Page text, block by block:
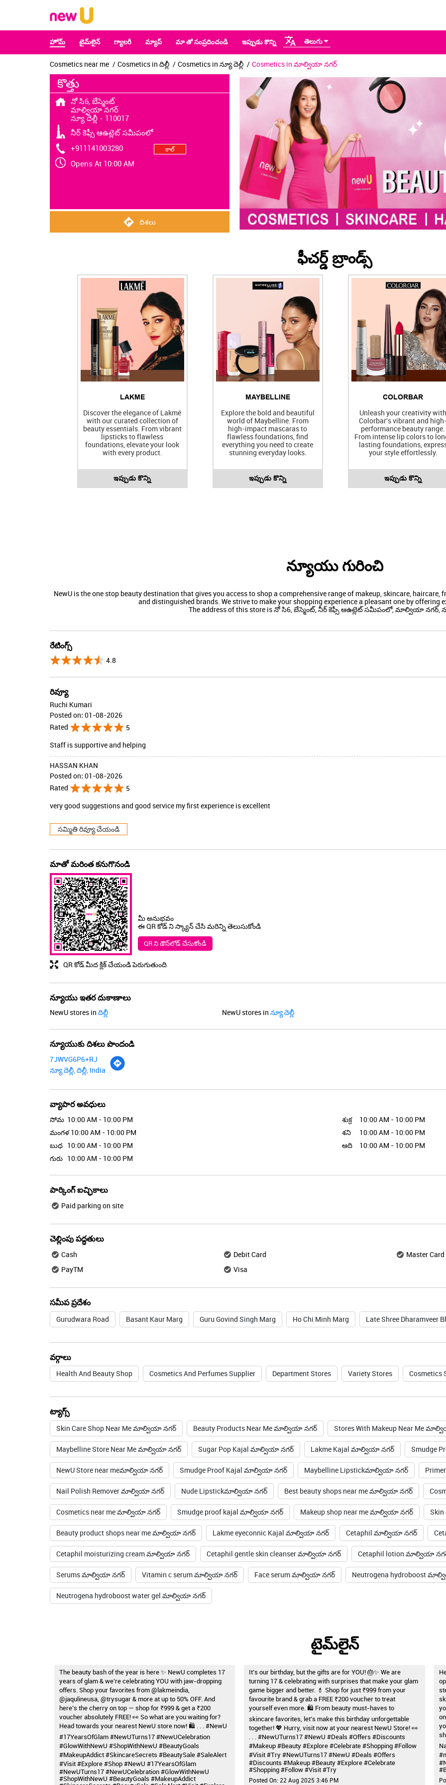
హోమ్ టైమ్‌లైన్ గ్యాలరీ మ్యాప్ మా తో సంప్రదించండి ఇప్పుడు కొన్ని తెలుగు
Cosmetics near me Cosmetics in దిల్లీ Cosmetics in న్యూ దెల్లీ Cosmetics in మాల్వియా నగర్
కొత్తు
నో సి6, బేస్మెంట్
మాల్వియా నగర్
న్యూ దెల్లీ- 110017
నీర్ కెఫ్సీ ఆఉట్లెట్ సమీపంలో
+911141003280
కాల్
Opens At 10:00 AM
దిశలు
ఫీచర్డ్ బ్రాండ్స్
LAKME
Discover the elegance of Lakmé
with our curated collection of
beauty essentials. From vibrant
lipsticks to flawless
foundations, elevate your look
with every product.
ఇప్పుడు కొన్ని
MAYBELLINE
Explore the bold and beautiful
world of Maybelline. From
high-impact mascaras to
flawless foundations, find
everything you need to create
stunning everyday looks.
ఇప్పుడు కొన్ని
COLORBAR
Unleash your creativity with
Colorbar's vibrant and
performance beauty range.
From intense lip colors to
lasting foundations,
your style effortlessly.
ఇప్పుడు కొన్ని
న్యూయు గురించి
NewU is the one stop beauty destination that gives you access to shop a comprehensive range of makeup, skincare,
and distinguished brands. We strive to make your shopping experience a pleasant one by offering
The address of this store is నో సి6, బేస్మెంట్, నీర్ కెఫ్సీ ఆఉట్లెట్ సమీపంలో, మాల్వియా నగర్,
రేటింగ్స్
4.8
రివ్యూ
Ruchi Kumari
Posted on: 01-08-2026
Rated
5
Staff is supportive and helping
HASSAN KHAN
Posted on: 01-08-2026
Rated
5
very good suggestions and good service my first experience is excellent
సమ్మితి రివ్యూ చేయండి
మాతో మరింత కనుగొనండి
QR కోడ్ మీద క్లిక్ చేయండి పెరుగుతుంది
మీ అనుభవం
ఈ QR కోడ్ ని స్క్యాన్ చేసి మరిన్ని తెలుసుకోండి
QR ని డౌన్‌లోడ్ చేసుకోండి
న్యూయు ఇతర దుకాణాలు
NewU stores in దిల్లీ NewU stores in న్యూ దెల్లీ
న్యూయుకు దిశలు పొందండి
7JWVG6P6+RJ
న్యూ దెల్లీ, దిల్లీ, India
వ్యాపార అవధులు
సోమ 10:00 AM - 10:00 PM
మంగళ 10:00 AM - 10:00 PM
బుధ 10:00 AM - 10:00 PM
గురు 10:00 AM - 10:00 PM
శుక్ర
10:00 AM - 10:00 PM
శని
10:00 AM - 10:00 PM
ఆది
10:00 AM - 10:00 PM
పార్కింగ్ ఐచ్ఛికాలు
Paid parking on site
చెల్లింపు పద్ధతులు
Cash Debit Card
Master Card
PayTM
Visa
సమీప ప్రదేశం
Gurudwara Road Basant Kaur Marg Guru Govind Singh Marg Ho Chi Minh Marg Late Shree Dharamveer
వర్గాలు
Health And Beauty Shop Cosmetics And Perfumes Supplier Department Stores Variety Stores Cosmetics
ట్యాగ్స్
Skin Care Shop Near Me మాల్వియా నగర్ Beauty Products Near Me మాల్వియా నగర్ Stores With Makeup Near Me
Maybelline Store Near Me మాల్వియా నగర్ Sugar Pop Kajal మాల్వియా నగర్ Lakme Kajal మాల్వియా నగర్ Smudge
NewU Store near meమాల్వియా నగర్ Smudge Proof Kajal మాల్వియా నగర్ Maybelline Lipstickమాల్వియా నగర్
Nail Polish Remover మాల్వియా నగర్ Nude Lipstickమాల్వియా నగర్ Best beauty shops near me మాల్వియా నగర్
Cosmetics near me మాల్వియా నగర్ Smudge proof kajal మాల్వియా నగర్ Makeup shop near me మాల్వియా నగర్
Beauty product shops near me మాల్వియా నగర్ Lakme eyeconnic Kajal మాల్వియా నగర్ Cetaphil మాల్వియా నగర్
Cetaphil moisturizing cream మాల్వియా నగర్ Cetaphil gentle skin cleanser మాల్వియా నగర్ Cetaphil lotion మాల్వియా
Serums మాల్వియా నగర్ Vitamin c serum మాల్వియా నగర్ Face serum మాల్వియా నగర్ Neutrogena hydroboost
Neutrogena hydroboost water gel మాల్వియా నగర్
టైమ్‌లైన్
The beauty bash of the year is here ✨ NewU completes 17
years of glam & we’re celebrating YOU with jaw-dropping
offers. Shop your favorites from @lakmeindia,
@jaqulineusa, @trysugar & more at up to 50% OFF. And
here’s the cherry on top — shop for ₹999 & get a ₹200
voucher absolutely FREE! 👀 So what are you waiting for?
Head towards your nearest NewU store now! 🛍️ . . . #NewU
#17YearsOfGlam #NewUTurns17 #NewUCelebration
#GlowWithNewU #ShopWithNewU #BeautyGoals
#MakeupAddict #SkincareSecrets #BeautySale #SaleAlert
#Visit #Explore #Shop#NewU #17YearsOfGlam
#NewUTurns17#NewUCelebration#GlowWithNewU
#ShopWithNewU #BeautyGoals #MakeupAddict
It’s our birthday, but the gifts are for YOU! 🎂✨ We are
turning 17 & celebrating with surprises that make your glam
game bigger and better. 💄 Shop for just ₹999 from your
favourite brand & grab a FREE ₹200 voucher to treat
yourself even more. 🛍️ From beauty must-haves to
skincare favorites, let’s make this birthday unforgettable
together! 💖 Hurry, visit now at your nearest NewU Store! 👀
. . . #NewUTurns17 #NewU #Deals #Offers #Discounts
#Makeup #Beauty #Explore #Celebrate #Shopping #Follow
#Visit #Try#NewUTurns17#NewU #Deals #Offers
#Discounts #Makeup#Beauty#Explore#Celebrate
#Shopping#Follow#Visit#Try
Posted On: 22 Aug 2025 3:46 PM